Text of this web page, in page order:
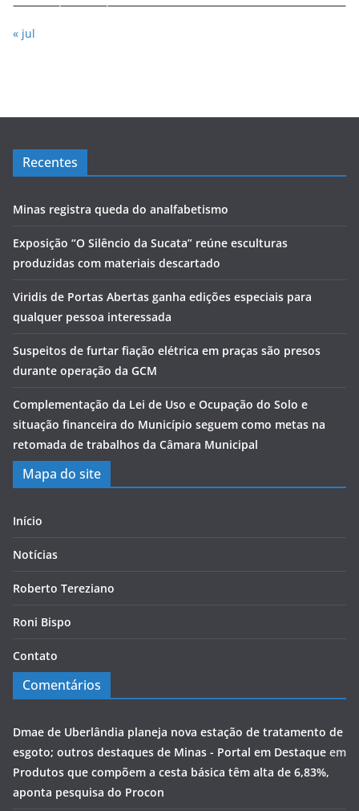
« jul
Recentes
Minas registra queda do analfabetismo
Exposição “O Silêncio da Sucata” reúne esculturas
produzidas com materiais descartado
Viridis de Portas Abertas ganha edições especiais para
qualquer pessoa interessada
Suspeitos de furtar fiação elétrica em praças são presos
durante operação da GCM
Complementação da Lei de Uso e Ocupação do Solo e
situação financeira do Município seguem como metas na
retomada de trabalhos da Câmara Municipal
Mapa do site
Início
Notícias
Roberto Tereziano
Roni Bispo
Contato
Comentários
Dmae de Uberlândia planeja nova estação de tratamento de
esgoto; outros destaques de Minas - Portal em Destaque em
Produtos que compõem a cesta básica têm alta de 6,83%,
aponta pesquisa do Procon